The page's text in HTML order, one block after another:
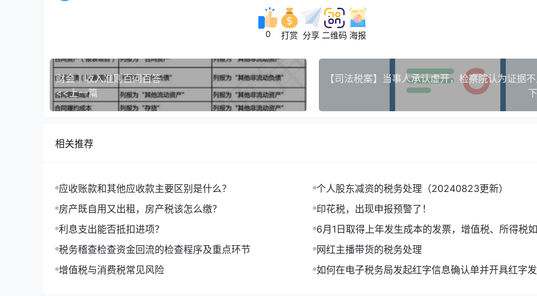
活动，即在机关、团体、学校、部队、企事业单位及其他组织中任职、受雇而得到的报酬；劳务报酬所得则是
从事各种技艺、提供各项劳务取得的报酬。两者的主要区别在于，前者存在雇佣与被雇佣关系，后者则不存在这
发票中的劳务包括两种含义，一是发票的编码简称显示为“劳务”，二是发票的费用品名显示为“劳务费”。
开票时如果税收编码选择的是200下属的四个编码之一，则发票编码简称自动显示为*劳务*，这个是无法更改的。
讲，如果发票上编码简称显示的是*劳务*，但业务对应的不是加工、修理修配、生产性劳务以及矿产资源开采劳
一个，说明这张票开错了。
简称应为*建筑服务*，二是劳务派遣公司提供劳务派遣服务开具的发票，品名为劳务费，编码简称应为*人力资源
（受票方）需要代扣代缴，如属经营所得，支付方（受票方）则没有扣缴义务，关于这个问题，本公众号已经写
章，今天就不再重复了。
0 打赏 分享 二维码 海报
财会｜收入准则百问百答
<<上一篇
相关推荐
应收账款和其他应收款主要区别是什么？
个人股东减资的税务处理（20240823更新）
房产既自用又出租，房产税该怎么缴？
印花税，出现申报预警了！
利息支出能否抵扣进项？
6月1日取得上年发生成本的发票，增值税、所得税
理，如何做账？
税务稽查检查资金回流的检查程序及重点环节
网红主播带货的税务处理
增值税与消费税常见风险
如何在电子税务局发起红字信息确认单并开具红字